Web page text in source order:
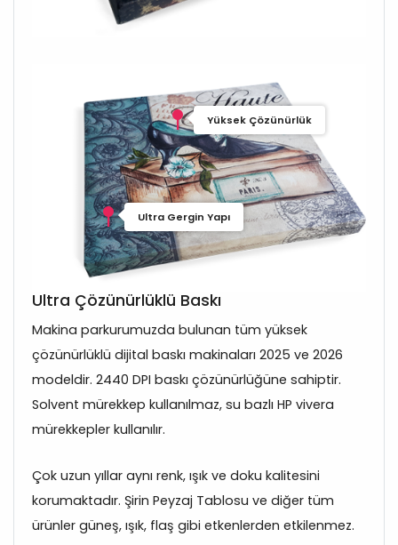
Yüksek Çözünürlük
Ultra Gergin Yapı
Ultra Çözünürlüklü Baskı
Makina parkurumuzda bulunan tüm yüksek
çözünürlüklü dijital baskı makinaları 2025 ve 2026
modeldir. 2440 DPI baskı çözünürlüğüne sahiptir.
Solvent mürekkep kullanılmaz, su bazlı HP vivera
mürekkepler kullanılır.
Çok uzun yıllar aynı renk, ışık ve doku kalitesini
korumaktadır. Şirin Peyzaj Tablosu ve diğer tüm
ürünler güneş, ışık, flaş gibi etkenlerden etkilenmez.